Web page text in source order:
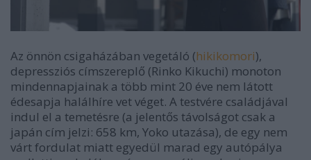
Az önnön csigaházában vegetáló (hikikomori),
depressziós címszereplő (Rinko Kikuchi) monoton
mindennapjainak a több mint 20 éve nem látott
édesapja halálhíre vet véget. A testvére családjával
indul el a temetésre (a jelentős távolságot csak a
japán cím jelzi: 658 km, Yoko utazása), de egy nem
várt fordulat miatt egyedül marad egy autópálya